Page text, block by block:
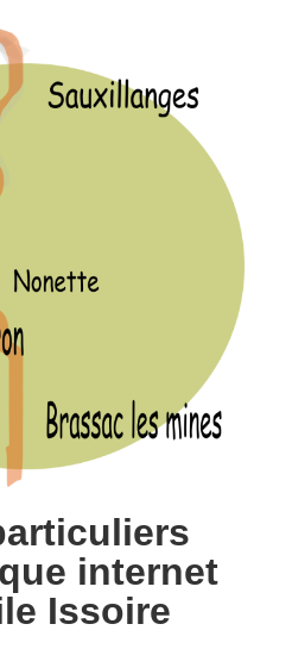
internet
Issoire